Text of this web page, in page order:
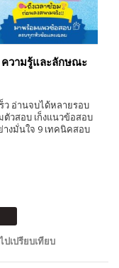
ความรู้และลักษณะ
ว อ่านจบได้หลายรอบ
วสอบ เก็งแนวข้อสอบ
งมั่นใจ 9 เทคนิคสอบ
ปเปรียบเทียบ